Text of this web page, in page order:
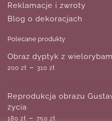
Reklamacje i zwroty
Blog o dekoracjach
Polecane produkty
Obraz dyptyk z
200 zł – 310 zł
Reprodukcja obrazu
życia
180 zł – 750 zł